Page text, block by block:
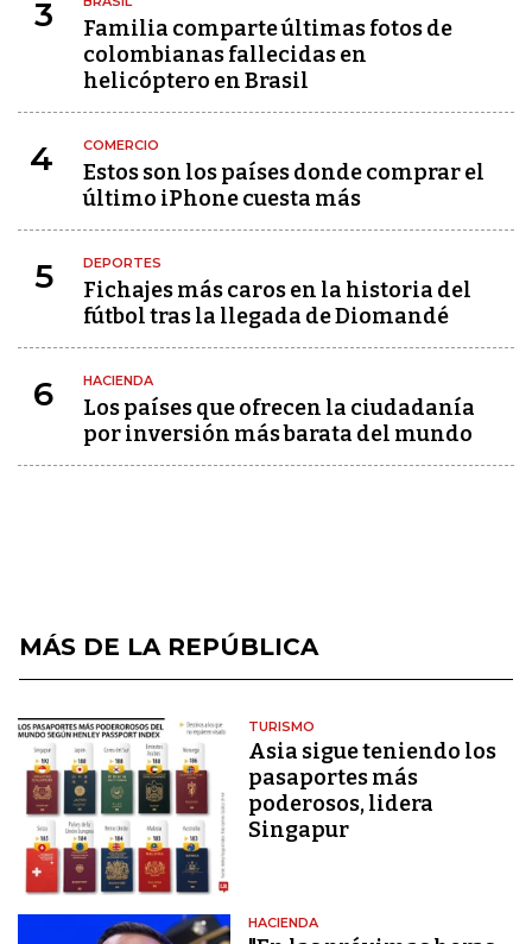
3
Familia comparte últimas fotos de
colombianas fallecidas en
helicóptero en Brasil
4 COMERCIO
Estos son los países donde comprar el
último iPhone cuesta más
5 DEPORTES
Fichajes más caros en la historia del
fútbol tras la llegada de Diomandé
6 HACIENDA
Los países que ofrecen la ciudadanía
por inversión más barata del mundo
MÁS DE LA REPÚBLICA
TURISMO
Asia sigue teniendo los
pasaportes más
poderosos, lidera
Singapur
HACIENDA